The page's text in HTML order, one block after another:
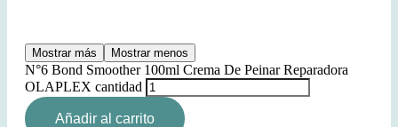
Mostrar más Mostrar menos
N°6 Bond Smoother 100ml Crema De Peinar Reparadora
OLAPLEX cantidad
Añadir al carrito